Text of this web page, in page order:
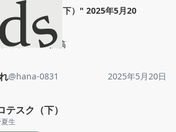
グロテスク（下） " 2025年5月20
日
これ 投稿
@hana-0831 2025年5月20日
テスク（下）
生